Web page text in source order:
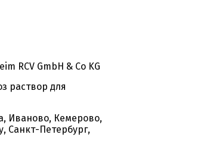
RCV GmbH & Co KG
раствор для
Иваново, Кемерово,
Санкт-Петербург,